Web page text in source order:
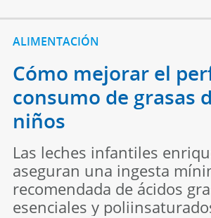
ALIMENTACIÓN
Cómo mejorar el
consumo de grasas
niños
Las leches infantiles
aseguran una ingesta
recomendada de ácidos
esenciales y